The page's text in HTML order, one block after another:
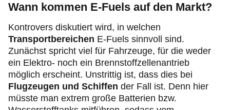
Wann kommen E-Fuels auf den Markt?
Kontrovers diskutiert wird, in welchen
Transportbereichen E-Fuels sinnvoll sind.
Zunächst spricht viel für Fahrzeuge, für die weder
ein Elektro- noch ein Brennstoffzellenantrieb
möglich erscheint. Unstrittig ist, dass dies bei
Flugzeugen und Schiffen der Fall ist. Denn hier
müsste man extrem große Batterien bzw.